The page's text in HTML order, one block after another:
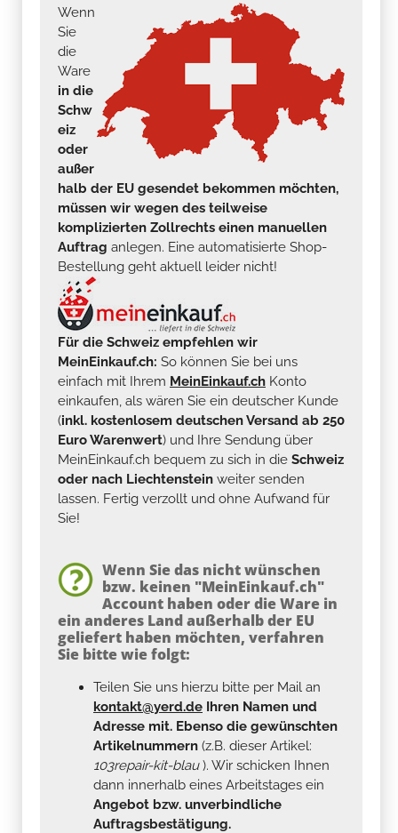
Wenn
Sie
die
Ware
in die
Schw
eiz
oder
außer
halb der EU gesendet bekommen möchten,
müssen wir wegen des teilweise
komplizierten Zollrechts einen manuellen
Auftrag anlegen. Eine automatisierte Shop-
Bestellung geht aktuell leider nicht!
Für die Schweiz empfehlen wir
MeinEinkauf.ch: So können Sie bei uns
einfach mit Ihrem MeinEinkauf.ch Konto
einkaufen, als wären Sie ein deutscher Kunde
(inkl. kostenlosem deutschen Versand ab 250
Euro Warenwert) und Ihre Sendung über
MeinEinkauf.ch bequem zu sich in die Schweiz
oder nach Liechtenstein weiter senden
lassen. Fertig verzollt und ohne Aufwand für
Sie!
Wenn Sie das nicht wünschen
bzw. keinen "MeinEinkauf.ch"
Account haben oder die Ware in
ein anderes Land außerhalb der EU
geliefert haben möchten, verfahren
Sie bitte wie folgt:
Teilen Sie uns hierzu bitte per Mail an
kontakt@yerd.de Ihren Namen und
Adresse mit. Ebenso die gewünschten
Artikelnummern (z.B. dieser Artikel:
103repair-kit-blau). Wir schicken Ihnen
dann innerhalb eines Arbeitstages ein
Angebot bzw. unverbindliche
Auftragsbestätigung.